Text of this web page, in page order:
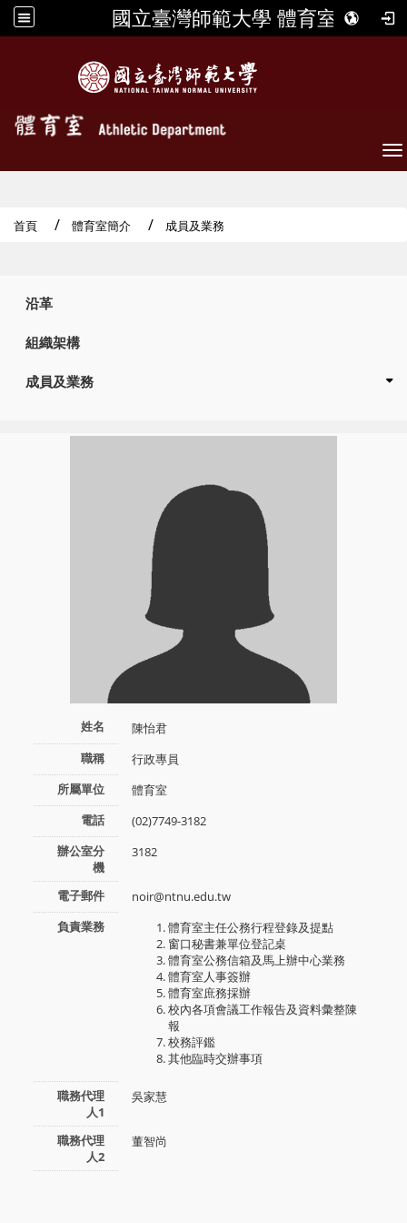
國立臺灣師範大學 體育室
首頁 體育室簡介 成員及業務
沿革
組織架構
成員及業務
姓名
陳怡君
職稱
行政專員
所屬單位
體育室
電話
(02)7749-3182
辦公室分
機
3182
電子郵件
noir@ntnu.edu.tw
負責業務
體育室主任公務行程登錄及提點
窗口秘書兼單位登記桌
體育室公務信箱及馬上辦中心業務
體育室人事簽辦
體育室庶務採辦
校內各項會議工作報告及資料彙整陳
報
校務評鑑
其他臨時交辦事項
職務代理
人1
吳家慧
職務代理
人2
董智尚